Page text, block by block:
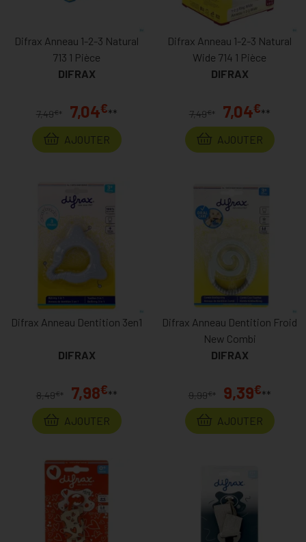
Difrax Anneau 1-2-3 Natural
713 1 Pièce
DIFRAX
7,49€ * 7,04€**
AJOUTER
Difrax Anneau 1-2-3 Natural
Wide 714 1 Pièce
DIFRAX
7,49€ * 7,04€**
AJOUTER
Difrax Anneau Dentition 3en1
DIFRAX
8,49€ * 7,98€**
AJOUTER
Difrax Anneau Dentition Froid
New Combi
DIFRAX
9,99€ * 9,39€**
AJOUTER